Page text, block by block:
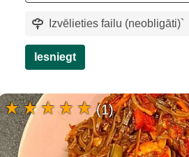
Izvēlieties failu (neobligāti)`
Iesniegt
(1)